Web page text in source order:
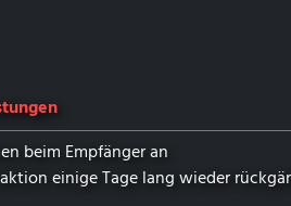
beim Empfänger an
einige Tage lang wieder